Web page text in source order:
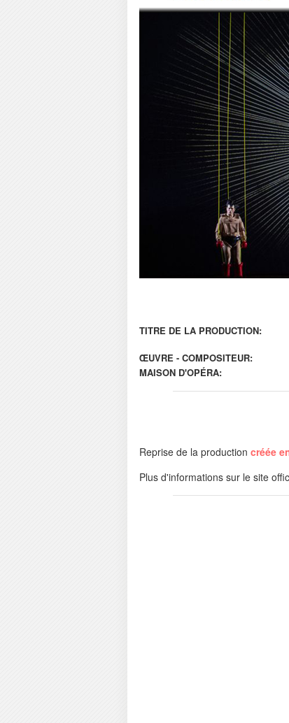
TITRE DE LA PRODUCTION:
ŒUVRE - COMPOSITEUR:
MAISON D'OPÉRA:
Reprise de la production créée
Plus d'informations sur le site